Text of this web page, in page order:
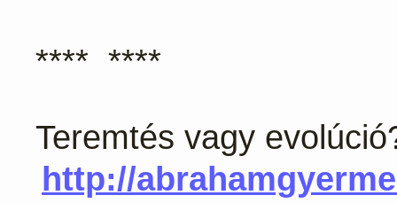
**** ****
Teremtés vagy
http://